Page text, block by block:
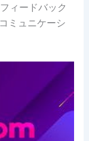
ィードバック
ミュニケーシ